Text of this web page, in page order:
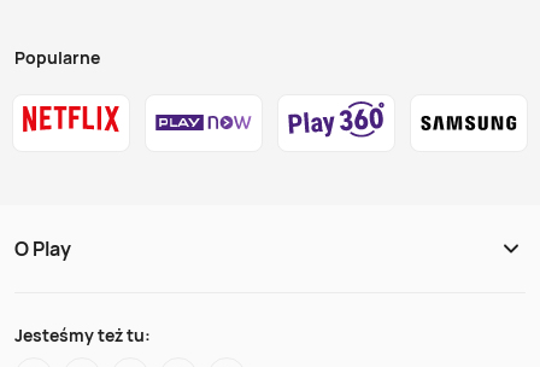
Popularne
O Play
Jesteśmy też tu: